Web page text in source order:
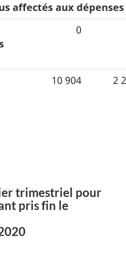
affectés aux dépenses
0
10 904 2
trimestriel pour
pris fin le